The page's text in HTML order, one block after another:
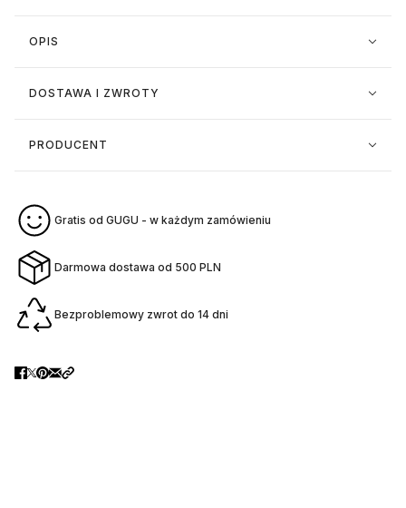
OPIS
DOSTAWA I ZWROTY
PRODUCENT
Gratis od GUGU - w każdym zamówieniu
Darmowa dostawa od 500 PLN
Bezproblemowy zwrot do 14 dni